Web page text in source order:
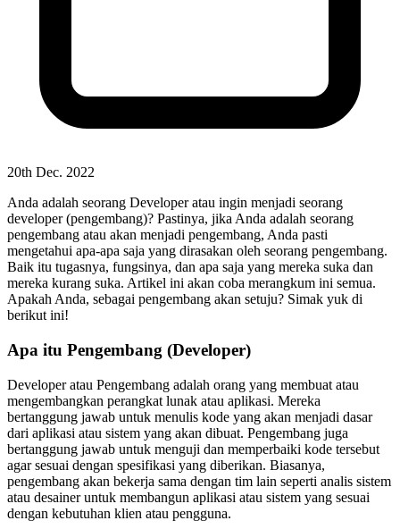
20th Dec. 2022
Anda adalah seorang Developer atau ingin menjadi seorang
developer (pengembang)? Pastinya, jika Anda adalah seorang
pengembang atau akan menjadi pengembang, Anda pasti
mengetahui apa-apa saja yang dirasakan oleh seorang pengembang.
Baik itu tugasnya, fungsinya, dan apa saja yang mereka suka dan
mereka kurang suka. Artikel ini akan coba merangkum ini semua.
Apakah Anda, sebagai pengembang akan setuju? Simak yuk di
berikut ini!
Apa itu Pengembang (Developer)
Developer atau Pengembang adalah orang yang membuat atau
mengembangkan perangkat lunak atau aplikasi. Mereka
bertanggung jawab untuk menulis kode yang akan menjadi dasar
dari aplikasi atau sistem yang akan dibuat. Pengembang juga
bertanggung jawab untuk menguji dan memperbaiki kode tersebut
agar sesuai dengan spesifikasi yang diberikan. Biasanya,
pengembang akan bekerja sama dengan tim lain seperti analis sistem
atau desainer untuk membangun aplikasi atau sistem yang sesuai
dengan kebutuhan klien atau pengguna.